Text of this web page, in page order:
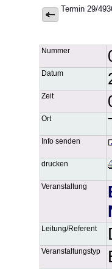
Termin 29/
Nummer
Datum
Zeit
Ort
Info senden
drucken
Veranstaltung
Leitung/Referent
Veranstaltungstyp